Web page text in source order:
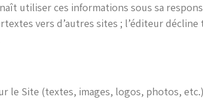
utiliser ces informations sous sa
vers d’autres sites ; l’éditeur
le Site (textes, images, logos, photos,